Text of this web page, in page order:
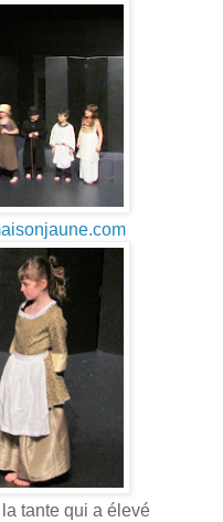
tante qui a élevé